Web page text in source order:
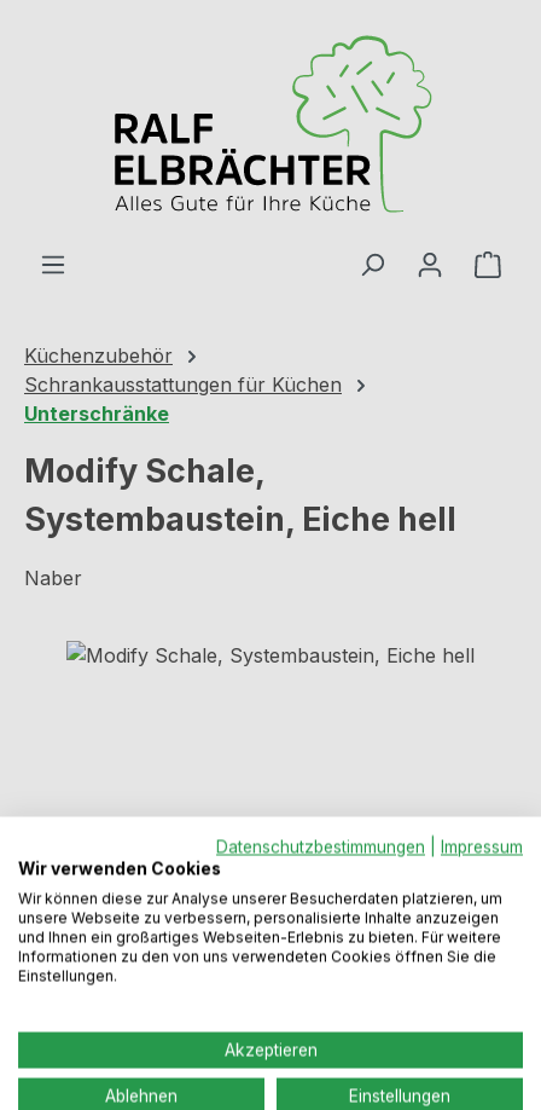
Küchenzubehör
Schrankausstattungen für Küchen
Unterschränke
Modify Schale,
Systembaustein, Eiche hell
Naber
Bildergalerie überspringen
Regulärer Preis:
29,49 €
Preise inkl. MwSt. zzgl. Versandkosten
Sofort verfügbar, Lieferzeit: 2-5 Werktage
Datenschutzbestimmungen
Impressum
Wir verwenden Cookies
Wir können diese zur Analyse unserer Besucherdaten platzieren, um
unsere Webseite zu verbessern, personalisierte Inhalte anzuzeigen
und Ihnen ein großartiges Webseiten-Erlebnis zu bieten. Für weitere
Informationen zu den von uns verwendeten Cookies öffnen Sie die
Einstellungen.
Akzeptieren
Ablehnen Einstellungen